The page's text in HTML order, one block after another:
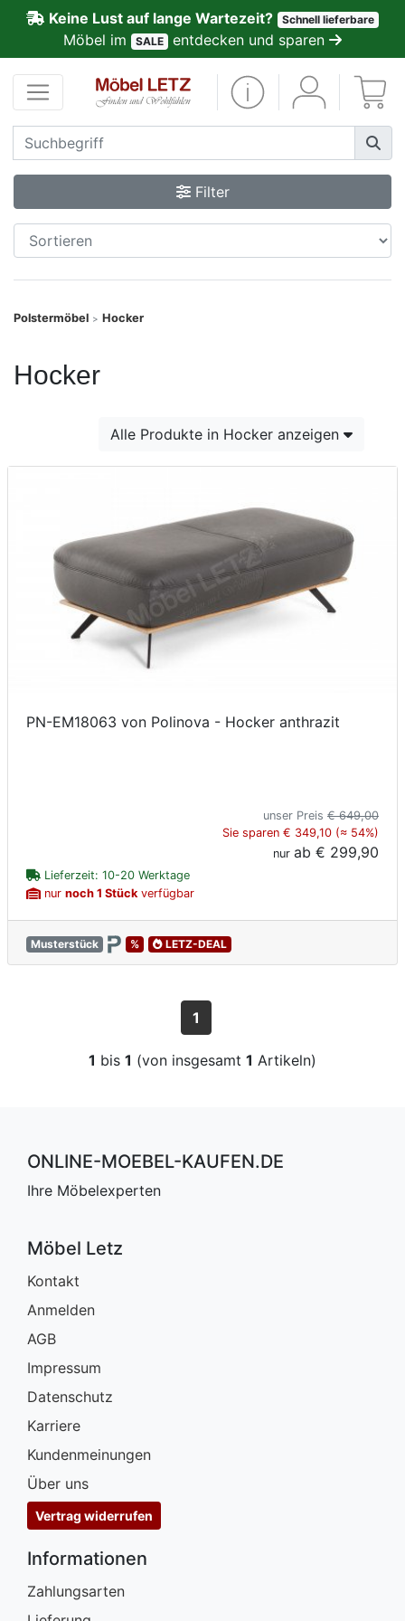
Keine Lust auf lange Wartezeit? Schnell lieferbare
Möbel im SALE entdecken und sparen
Filter
Polstermöbel > Hocker
Hocker
Alle Produkte in Hocker anzeigen
PN-EM18063 von Polinova - Hocker anthrazit
unser Preis € 649,00
Sie sparen € 349,10 (≈ 54%)
nur ab € 299,90
Lieferzeit: 10-20 Werktage
nur noch 1 Stückverfügbar
Musterstück % LETZ-DEAL
1
1 bis 1 (von insgesamt 1 Artikeln)
ONLINE-MOEBEL-KAUFEN.DE
Ihre Möbelexperten
Möbel Letz
Kontakt
Anmelden
AGB
Impressum
Datenschutz
Karriere
Kundenmeinungen
Über uns
Vertrag widerrufen
Informationen
Zahlungsarten
Kundenmeinungen
Anmelden
PREMIUM
Schnell
lieferbar
SALE
Möbel-
Markenwelt
Letz-
Deals